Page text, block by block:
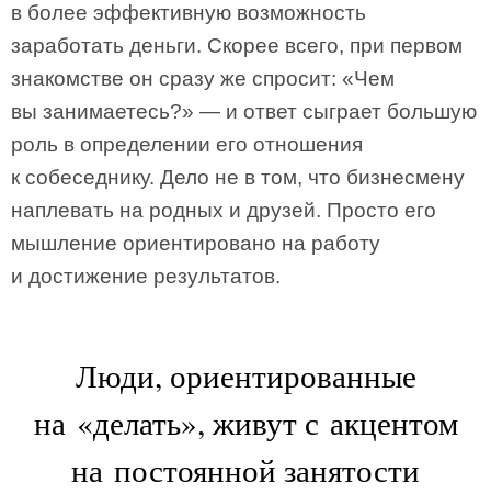
в более эффективную возможность
заработать деньги. Скорее всего, при первом
знакомстве он сразу же спросит: «Чем
вы занимаетесь?» — и ответ сыграет большую
роль в определении его отношения
к собеседнику. Дело не в том, что бизнесмену
наплевать на родных и друзей. Просто его
мышление ориентировано на работу
и достижение результатов.
Люди, ориентированные
на «делать», живут с акцентом
на постоянной занятости